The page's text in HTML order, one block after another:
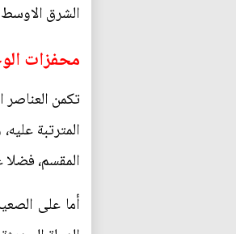
الشرق الاوسط
محفزات
تكمن
المترتبة
المقسم،
أما على